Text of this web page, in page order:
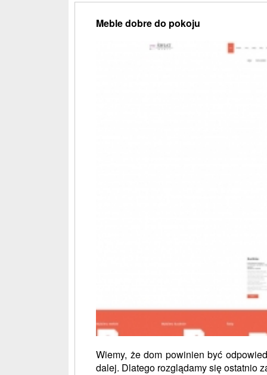
Meble dobre do pokoju
Wiemy, że dom powinien być
dalej. Dlatego rozglądamy się ostatnio